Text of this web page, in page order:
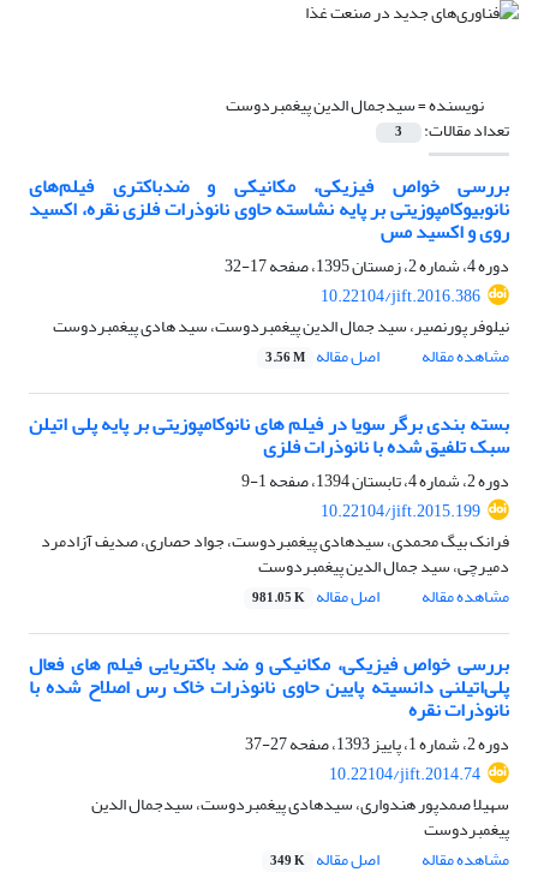
نویسنده =سیدجمال الدین پیغمبردوست
تعداد مقالات: 3
بررسی خواص فیزیکی، مکانیکی و ضدباکتری فیلم‌های
نانوبیوکامپوزیتی بر پایه نشاسته حاوی نانوذرات فلزی نقره، اکسید
روی و اکسید مس
دوره 4، شماره 2، زمستان 1395، صفحه
17-32
10.22104/jift.2016.386
نیلوفر پورنصیر، سید جمال الدین پیغمبردوست، سید هادی پیغمبردوست
مشاهده مقاله
اصل مقاله 3.56 M
بسته بندی برگر سویا در فیلم های نانوکامپوزیتی بر پایه پلی اتیلن
سبک تلفیق شده با نانوذرات فلزی
دوره 2، شماره 4، تابستان 1394، صفحه
1-9
10.22104/jift.2015.199
فرانک بیگ محمدی، سیدهادی پیغمبردوست، جواد حصاری، صدیف آزادمرد
دمیرچی، سید جمال الدین پیغمبردوست
مشاهده مقاله
اصل مقاله 981.05 K
بررسی خواص فیزیکی، مکانیکی و ضد باکتریایی فیلم های فعال
پلی‌اتیلنی دانسیته پایین حاوی نانوذرات خاک رس اصلاح شده با
نانوذرات نقره
دوره 2، شماره 1، پاییز 1393، صفحه
27-37
10.22104/jift.2014.74
سهیلا صمدپور هندواری، سیدهادی پیغمبردوست، سیدجمال الدین
پیغمبردوست
مشاهده مقاله
اصل مقاله 349 K